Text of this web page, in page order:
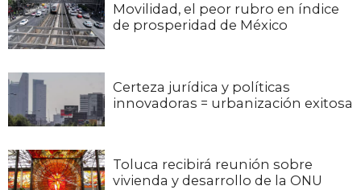
Movilidad, el peor rubro en índice
de prosperidad de México
Certeza jurídica y políticas
innovadoras = urbanización exitosa
Toluca recibirá reunión sobre
vivienda y desarrollo de la ONU